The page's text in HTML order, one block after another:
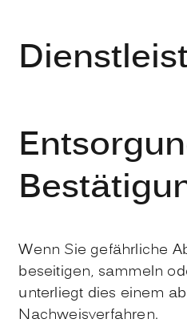
Wenn Sie gefährliche
beseitigen, sammeln
unterliegt dies einem
Nachweisverfahren.